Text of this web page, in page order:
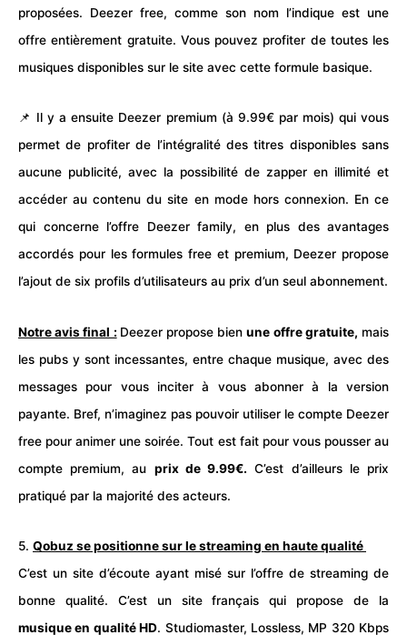
proposées. Deezer free, comme son nom l’indique est une
offre entièrement gratuite. Vous pouvez profiter de toutes les
musiques disponibles sur le site avec cette formule basique.
📌 Il y a ensuite Deezer premium (à 9.99€ par mois) qui vous
permet de profiter de l’intégralité des titres disponibles sans
aucune publicité, avec la possibilité de zapper en illimité et
accéder au contenu du site en mode hors connexion. En ce
qui concerne l’offre Deezer family, en plus des avantages
accordés pour les formules free et premium, Deezer propose
l’ajout de six profils d’utilisateurs au prix d’un seul abonnement.
Notre avis final : Deezer propose bienune offre gratuite, mais
les pubs y sont incessantes, entre chaque musique, avec des
messages pour vous inciter à vous abonner à la version
payante. Bref, n’imaginez pas pouvoir utiliser le compte Deezer
free pour animer une soirée. Tout est fait pour vous pousser au
compte premium, au prix de 9.99€. C’est d’ailleurs le prix
pratiqué par la majorité des acteurs.
5. Qobuz se positionne sur le streaming en haute qualité
C’est un site d’écoute ayant misé sur l’offre de streaming de
bonne qualité. C’est un site français qui propose de la
musique en qualité HD. Studiomaster, Lossless, MP 320 Kbps